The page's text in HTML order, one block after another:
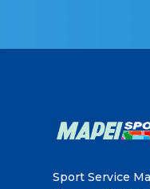
Sport Service